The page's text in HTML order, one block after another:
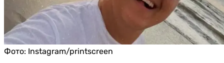
Фото: Instagram/printscreen